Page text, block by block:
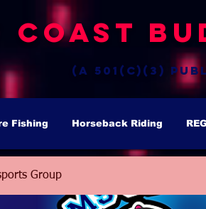
Coast
(a 501(c)(3)
Fishing Horseback Riding
Group